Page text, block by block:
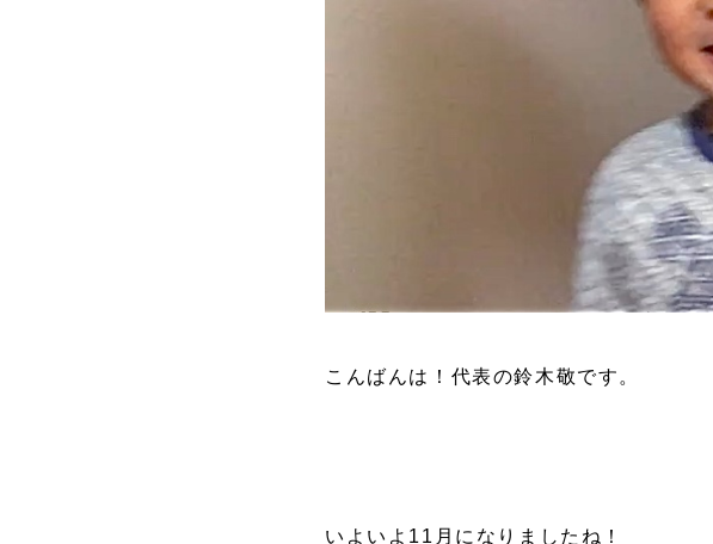
こんばんは！代表の鈴木敬です。
いよいよ11月になりましたね！